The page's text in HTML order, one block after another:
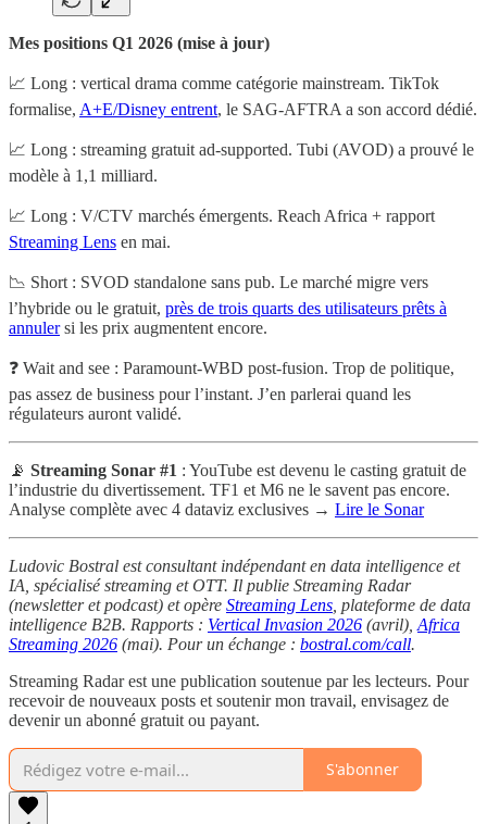
Mes positions Q1 2026 (mise à jour)
📈 Long : vertical drama comme catégorie mainstream. TikTok
formalise, A+E/Disney entrent, le SAG-AFTRA a son accord dédié.
📈 Long : streaming gratuit ad-supported. Tubi (AVOD) a prouvé le
modèle à 1,1 milliard.
📈 Long : V/CTV marchés émergents. Reach Africa + rapport
Streaming Lens en mai.
📉 Short : SVOD standalone sans pub. Le marché migre vers
l’hybride ou le gratuit, près de trois quarts des utilisateurs prêts à
annulersi les prix augmentent encore.
❓ Wait and see : Paramount-WBD post-fusion. Trop de politique,
pas assez de business pour l’instant. J’en parlerai quand les
régulateurs auront validé.
📡 Streaming Sonar #1 : YouTube est devenu le casting gratuit de
l’industrie du divertissement. TF1 et M6 ne le savent pas encore.
Analyse complète avec 4 dataviz exclusives → Lire le Sonar
Ludovic Bostral est consultant indépendant en data intelligence et
IA, spécialisé streaming et OTT. Il publie Streaming Radar
(newsletter et podcast) et opère Streaming Lens , plateforme de data
intelligence B2B. Rapports : Vertical Invasion 2026 (avril), Africa
Streaming 2026 (mai). Pour un échange : bostral.com/call.
Streaming Radar est une publication soutenue par les lecteurs. Pour
recevoir de nouveaux posts et soutenir mon travail, envisagez de
devenir un abonné gratuit ou payant.
S'abonner